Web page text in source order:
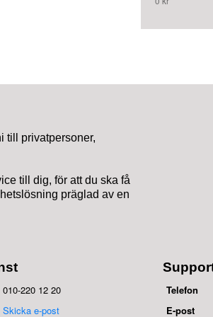
till privatpersoner,
till dig, för att du ska få
präglad av en
010-220 12 20
Skicka e-post
Telefon
E-post